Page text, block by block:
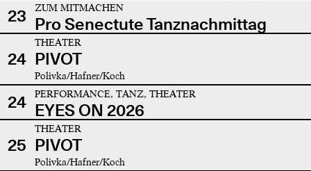
23
ZUM MITMACHEN
Pro Senectute Tanznachmittag
24
THEATER
PIVOT
Polivka/Hafner/Koch
24 PERFORMANCE, TANZ, THEATER
EYES ON 2026
25
THEATER
PIVOT
Polivka/Hafner/Koch